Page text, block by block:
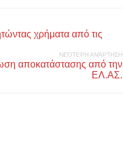
χρήματα από τις
ΝΕΌΤΕΡΗ ΑΝΆΡΤΗΣΗ
αποκατάστασης από την
ΕΛ.ΑΣ.